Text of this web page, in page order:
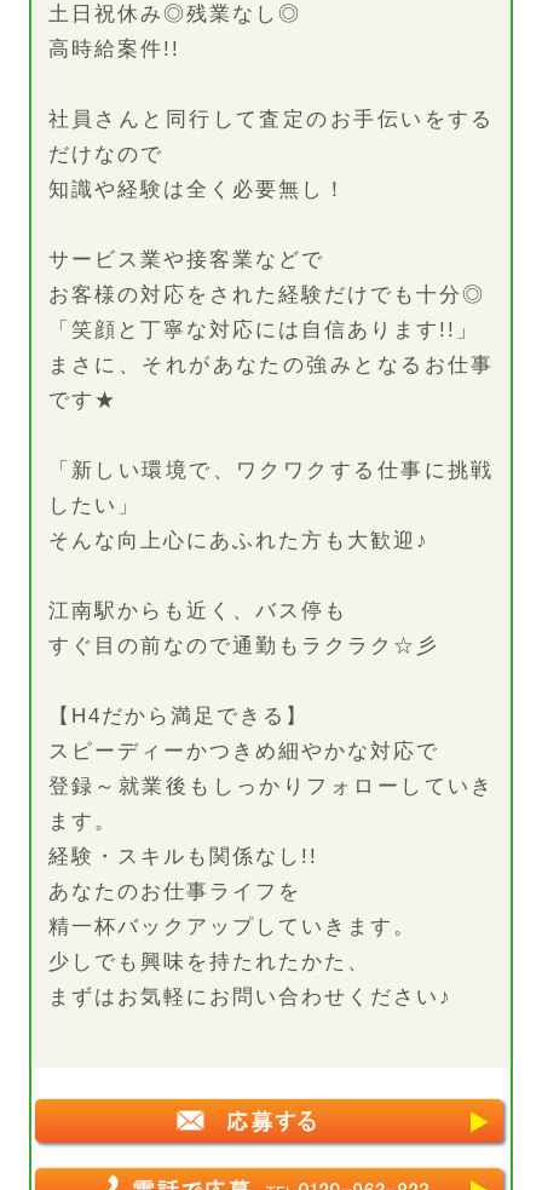
土日祝休み◎残業なし◎
高時給案件!!
社員さんと同行して査定のお手伝いをする
だけなので
知識や経験は全く必要無し！
サービス業や接客業などで
お客様の対応をされた経験だけでも十分◎
「笑顔と丁寧な対応には自信あります!!」
まさに、それがあなたの強みとなるお仕事
です★
「新しい環境で、ワクワクする仕事に挑戦
したい」
そんな向上心にあふれた方も大歓迎♪
江南駅からも近く、バス停も
すぐ目の前なので通勤もラクラク☆彡
【H4だから満足できる】
スピーディーかつきめ細やかな対応で
登録～就業後もしっかりフォローしていき
ます。
経験・スキルも関係なし!!
あなたのお仕事ライフを
精一杯バックアップしていきます。
少しでも興味を持たれたかた、
まずはお気軽にお問い合わせください♪